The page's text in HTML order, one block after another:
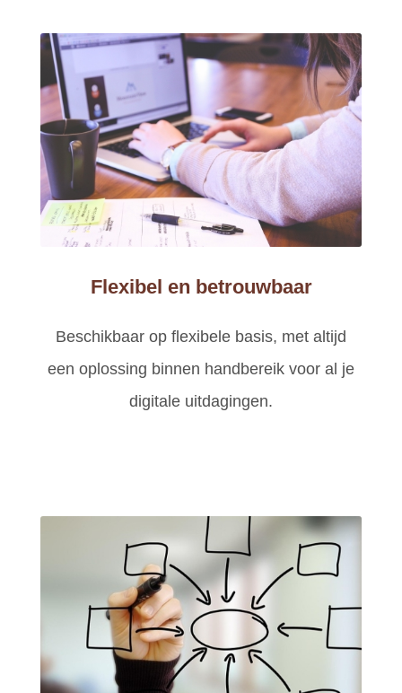
Flexibel en betrouwbaar
Beschikbaar op flexibele basis, met altijd
een oplossing binnen handbereik voor al je
digitale uitdagingen.